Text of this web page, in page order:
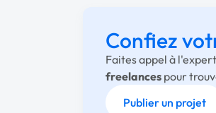
Confiez
Faites appel à
freelances pour
Publier un projet